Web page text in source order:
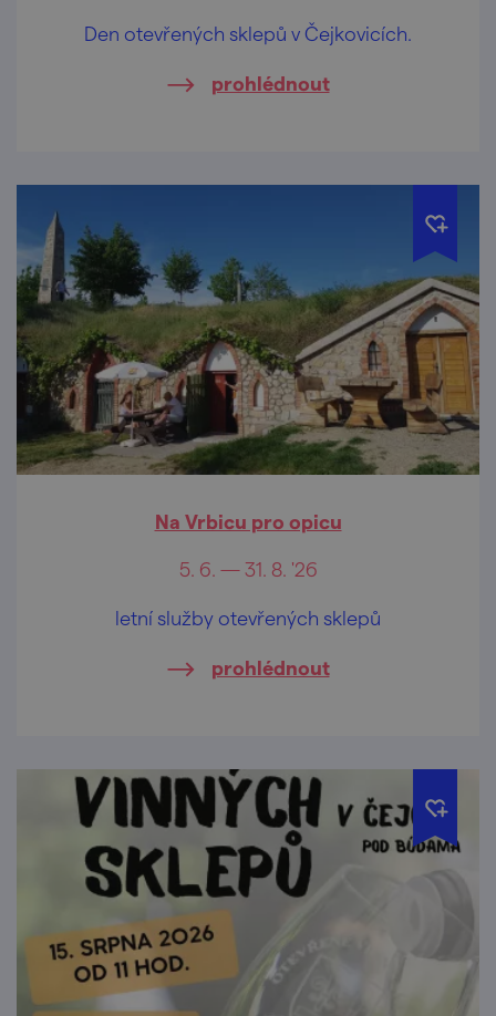
Den otevřených sklepů v Čejkovicích.
prohlédnout
Na Vrbicu pro opicu
5. 6. — 31. 8. '26
letní služby otevřených sklepů
prohlédnout